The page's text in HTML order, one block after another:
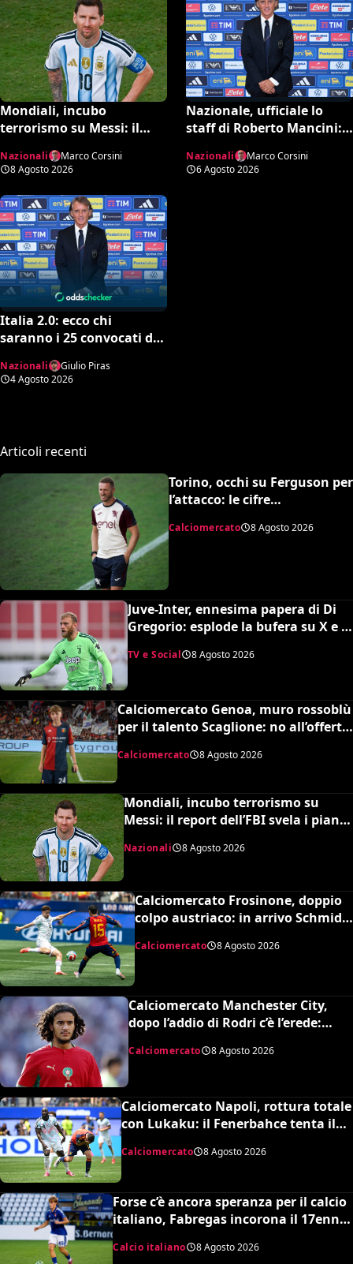
Mondiali, incubo
terrorismo su Messi: il
sventati durante la Coppa
del Mondo
Nazionali
Marco Corsini
8 Agosto 2026
Nazionale, ufficiale lo
staff di Roberto Mancini:
Bollini vice
Nazionali
Marco Corsini
6 Agosto 2026
Italia 2.0: ecco chi
saranno i 25 convocati di
conferme e sorprese
Nazionali
Giulio Piras
4 Agosto 2026
Articoli recenti
Torino, occhi su Ferguson per
l’attacco: le cifre
Calciomercato 8 Agosto 2026
Juve-Inter, ennesima papera di Di
Gregorio: esplode la bufera su X e il
web chiede un nuovo portiere
TV e Social 8 Agosto 2026
Calciomercato Genoa, muro rossoblù
per il talento Scaglione: no all’offerta
da un milione del Borussia
Dortmund
Calciomercato 8 Agosto 2026
Mondiali, incubo terrorismo su
Messi: il report dell’FBI svela i piani
sventati durante la Coppa del
Mondo
Nazionali 8 Agosto 2026
Calciomercato Frosinone, doppio
colpo austriaco: in arrivo Schmid e
Calciomercato 8 Agosto 2026
Calciomercato Manchester City,
dopo l’addio di Rodri c’è l’erede:
Calciomercato 8 Agosto 2026
Calciomercato Napoli, rottura totale
con Lukaku: il Fenerbahce tenta il
blitz ma c’è il nodo clausola Chelsea
Calciomercato 8 Agosto 2026
Forse c’è ancora speranza per il calcio
italiano, Fabregas incorona il 17enne
Busquets”
Calcio italiano 8 Agosto 2026